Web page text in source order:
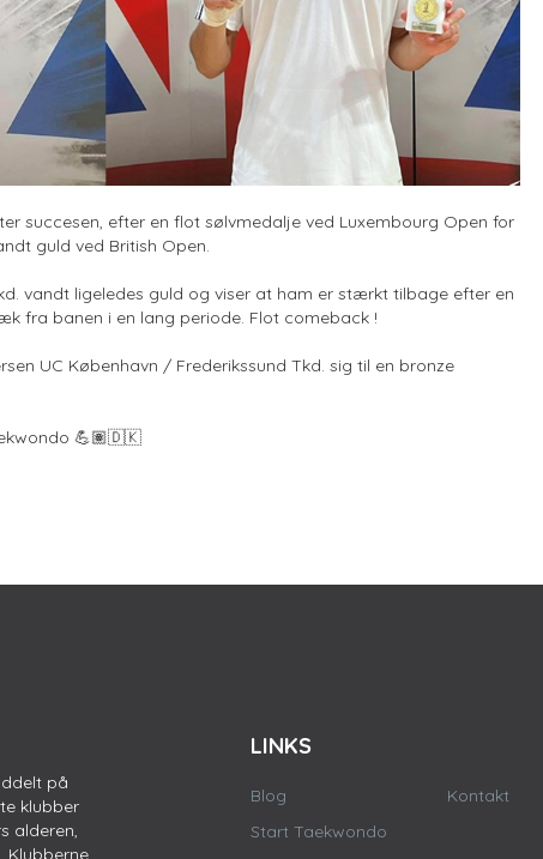
succesen, efter en flot sølvmedalje ved Luxembourg Open for
guld ved British Open.
vandt ligeledes guld og viser at ham er stærkt tilbage efter en
fra banen i en lang periode. Flot comeback !
UC København / Frederikssund Tkd. sig til en bronze
💪🏽🇩🇰
på
klubber
alderen,
Klubberne
LINKS
Blog
Start Taekwondo
Kontakt